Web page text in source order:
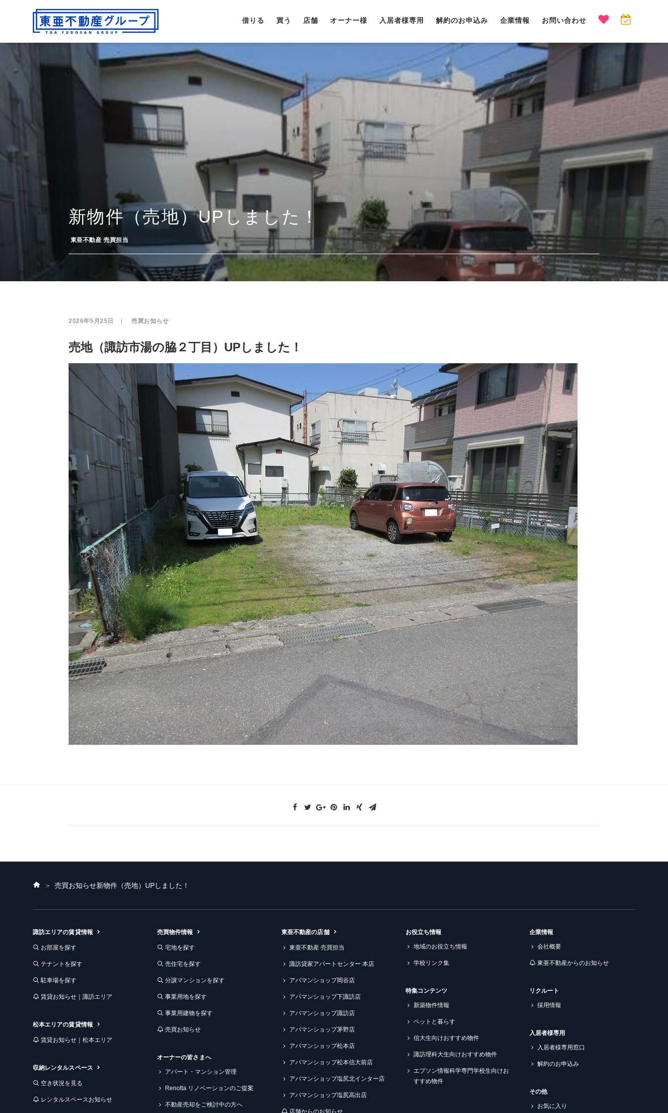
借りる 買う 店舗 オーナー様 入居者様専用 解約のお申込み 企業情報 お問い合わせ
新物件（売地）UPしました！
東亜不動産 売買担当
2026年5月25日 ­売買お知らせ
売地（諏訪市湯の脇２丁目）UPしました！
ホ
ム
売買お知らせ新物件（売地）UPしました！
諏訪エリアの賃貸情報
お部屋を探す
テナントを探す
駐車場を探す
賃貸お知らせ｜諏訪エリア
松本エリアの賃貸情報
賃貸お知らせ｜松本エリア
収納レンタルスペース
空き状況を見る
レンタルスペースお知らせ
売買物件情報
宅地を探す
売住宅を探す
分譲マンションを探す
事業用地を探す
事業用建物を探す
売買お知らせ
オーナーの皆さまへ
アパート・マンション管理
Renotta リノベーションのご提案
不動産売却をご検討中の方へ
東亜不動産の店舗
東亜不動産 売買担当
諏訪貸家アパートセンター 本店
アパマンショップ岡谷店
アパマンショップ下諏訪店
アパマンショップ諏訪店
アパマンショップ茅野店
アパマンショップ松本店
アパマンショップ松本信大前店
アパマンショップ塩尻北インター店
アパマンショップ塩尻高出店
店舗からのお知らせ
お役立ち情報
地域のお役立ち情報
学校リンク集
特集コンテンツ
新築物件情報
ペットと暮らす
信大生向けおすすめ物件
諏訪理科大生向けおすすめ物件
エプソン情報科学専門学校生向けお
すすめ物件
企業情報
会社概要
東亜不動産からのお知らせ
リクルート
採用情報
入居者様専用
入居者様専用窓口
解約のお申込み
その他
お気に入り